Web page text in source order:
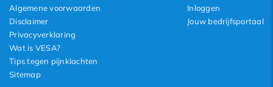
Algemene voorwaarden
Disclaimer
Privacyverklaring
Wat is VESA?
Tips tegen pijnklachten
Sitemap
Inloggen
Jouw bedrijfsportaal